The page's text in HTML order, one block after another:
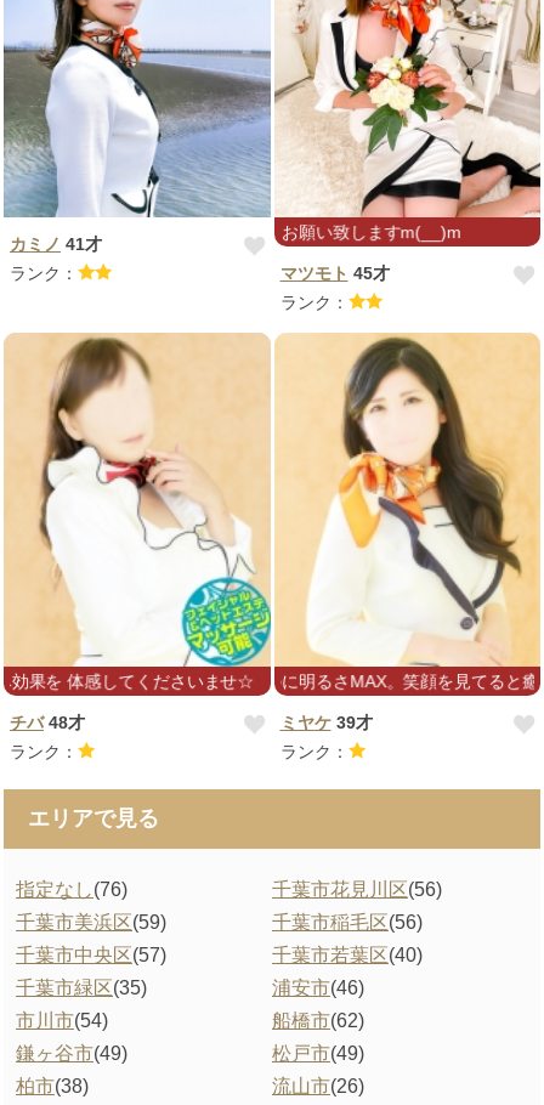
カミノ 41才
ランク：
よろしくお願い致しますm(__)m
マツモト 45才
ランク：
果を 体感してくださいませ☆
チバ48才
ランク：
小さいのに明るさMAX。笑顔を見てると癒や
ミヤケ39才
ランク：
エリアで見る
指定なし(76) 千葉市花見川区(56)
千葉市美浜区(59) 千葉市稲毛区(56)
千葉市中央区(57) 千葉市若葉区(40)
千葉市緑区(35) 浦安市(46)
市川市(54) 船橋市(62)
鎌ヶ谷市(49) 松戸市(49)
柏市(38) 流山市(26)